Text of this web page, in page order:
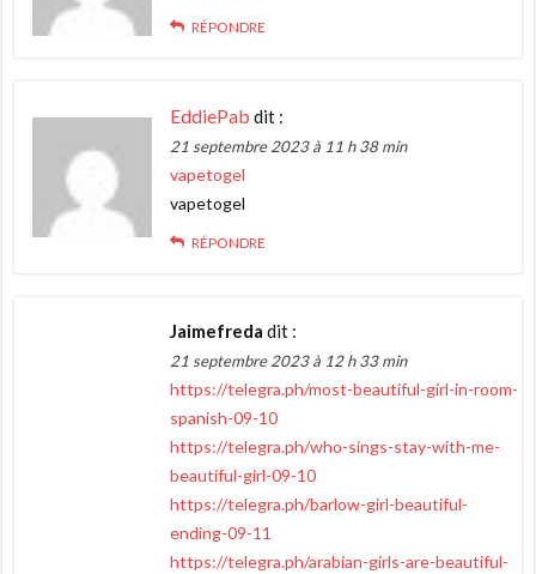
RÉPONDRE
EddiePab dit :
21 septembre 2023 à 11 h 38 min
vapetogel
vapetogel
RÉPONDRE
Jaimefreda dit :
21 septembre 2023 à 12 h 33 min
https://telegra.ph/most-beautiful-girl-in-room-
spanish-09-10
https://telegra.ph/who-sings-stay-with-me-
beautiful-girl-09-10
https://telegra.ph/barlow-girl-beautiful-
ending-09-11
https://telegra.ph/arabian-girls-are-beautiful-